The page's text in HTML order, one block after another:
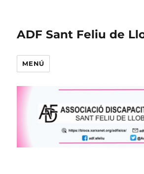
ADF Sant Feliu de
MENÚ